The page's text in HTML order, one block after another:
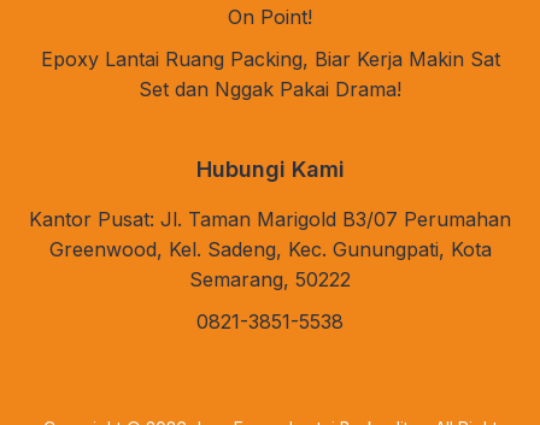
On Point!
Epoxy Lantai Ruang Packing, Biar Kerja Makin Sat
Set dan Nggak Pakai Drama!
Hubungi Kami
Kantor Pusat: Jl. Taman Marigold B3/07 Perumahan
Greenwood, Kel. Sadeng, Kec. Gunungpati, Kota
Semarang, 50222
0821-3851-5538